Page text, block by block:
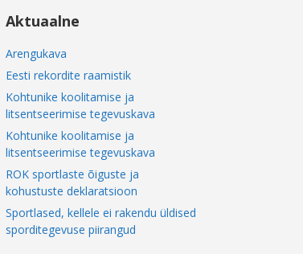
Aktuaalne
Arengukava
Eesti rekordite raamistik
Kohtunike koolitamise ja
litsentseerimise tegevuskava
Kohtunike koolitamise ja
litsentseerimise tegevuskava
ROK sportlaste õiguste ja
kohustuste deklaratsioon
Sportlased, kellele ei rakendu üldised
sporditegevuse piirangud